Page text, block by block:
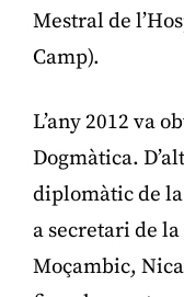
Mestral de
Camp).
L’any 2012 va
Dogmàtica.
diplomàtic de la
a secretari de
Moçambic,